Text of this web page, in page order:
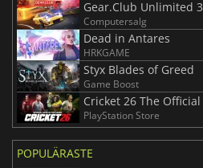
Gear.Club Unlimited 3
Computersalg
Dead in Antares
HRKGAME
Styx Blades of Greed
Game Boost
PlayStation Store
POPULÄRASTE